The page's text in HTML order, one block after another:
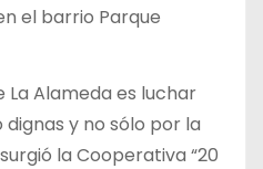
el barrio Parque
La Alameda es luchar
y no sólo por la
la Cooperativa “20